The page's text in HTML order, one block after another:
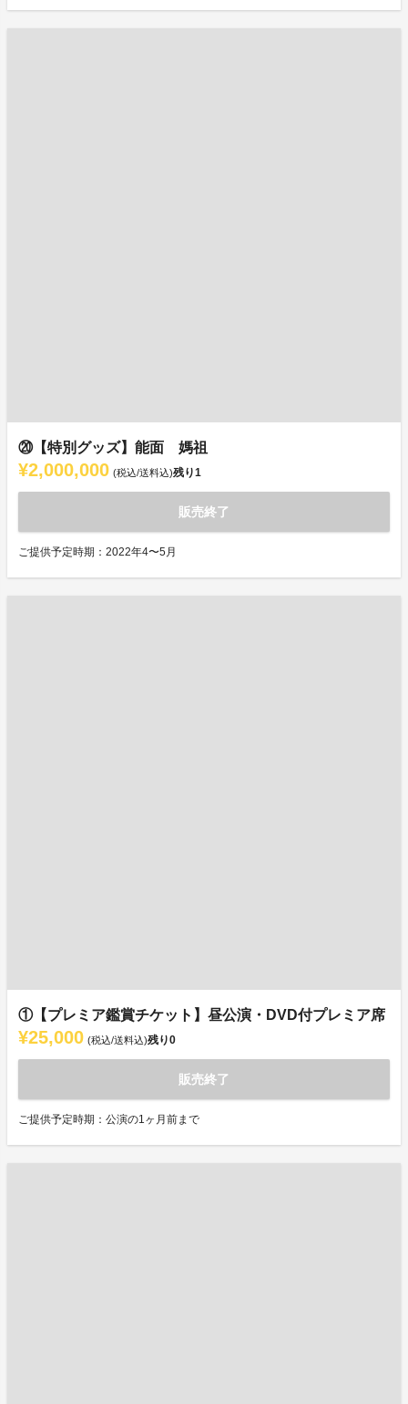
⑳【特別グッズ】能面 媽祖
¥2,000,000 (税込/送料込)残り1
販売終了
ご提供予定時期：2022年4〜5月
①【プレミア鑑賞チケット】昼公演・DVD付プレミア席
¥25,000 (税込/送料込)残り0
販売終了
ご提供予定時期：公演の1ヶ月前まで